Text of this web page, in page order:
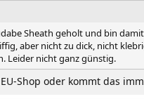
Sheath geholt und bin
aber nicht zu dick, nicht
Leider nicht ganz günstig.
Shop oder kommt das